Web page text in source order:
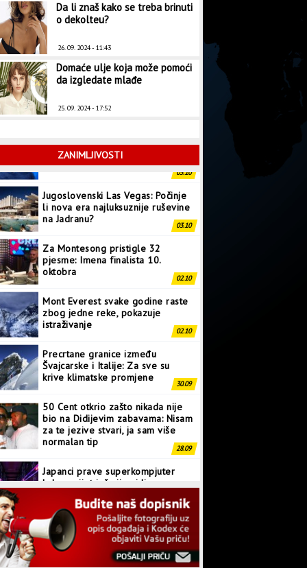
Da li znaš kako se treba brinuti
o dekolteu?
26. 09. 2024 - 11:43
Domaće ulje koja može pomoći
da izgledate mlađe
25. 09. 2024 - 17:52
ZANIMLJIVOSTI
li nova era najluksuznije ruševine
na Jadranu?
pjesme: Imena finalista 10.
oktobra
zbog jedne reke, pokazuje
istraživanje
Švajcarske i Italije: Za sve su
krive klimatske promjene
bio na Didijevim zabavama: Nisam
za te jezive stvari, ja sam više
normalan tip
kakav svijet još nije vidio
27.09
Linkin Park ima novu pjesmu:
Poslušajte “Heavy Is The Crown”
26.09
Testiranja na kju groznicu samo